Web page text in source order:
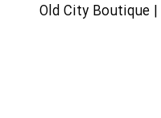
| Old City Boutique